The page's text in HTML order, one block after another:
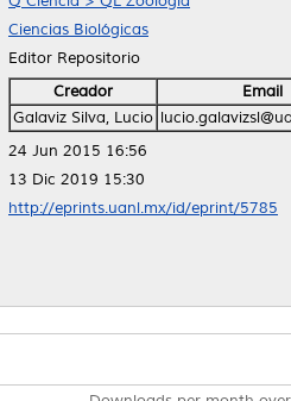
Ciencias Biológicas
Editor Repositorio
Creador
Email
Galaviz Silva, Lucio
24 Jun 2015 16:56
13 Dic 2019 15:30
http://eprints.uanl.mx/id/eprint/5785